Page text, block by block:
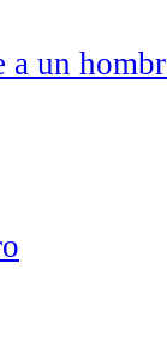
a un